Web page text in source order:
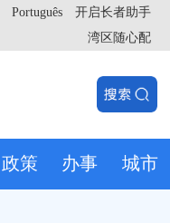
开启长者助手
Português
湾区随心配
政策 办事 城市